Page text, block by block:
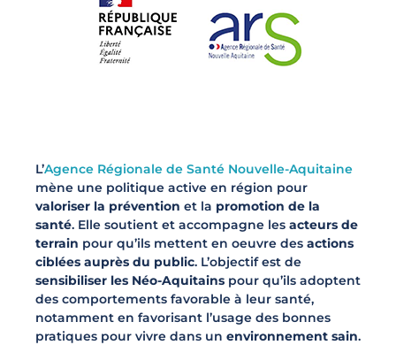
L’Agence Régionale de Santé Nouvelle-Aquitaine
mène une politique active en région pour
valoriser la prévention et la promotion de la
santé. Elle soutient et accompagne les acteurs de
terrain pour qu’ils mettent en oeuvre des actions
ciblées auprès du public. L’objectif est de
sensibiliser les Néo-Aquitains pour qu’ils adoptent
des comportements favorable à leur santé,
notamment en favorisant l’usage des bonnes
pratiques pour vivre dans un environnement sain.